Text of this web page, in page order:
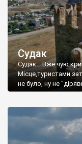
Судак
Судак... Вже чую
Місце,туристами
не було, ну не